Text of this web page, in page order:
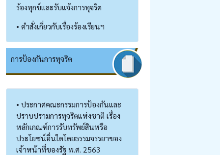
ร้องทุกข์และรับแจ้งการทุจริต
• คำสั่งเกี่ยวกับเรื่องร้องเรียนฯ
การป้องกันการทุจริต
• ประกาศคณะกรรมการป้องกันและ
ปราบปรามการทุจริตแห่งชาติ เรื่อง
หลักเกณฑ์การรับทรัพย์สินหรือ
ประโยชน์อื่นใดโดยธรรมจรรยาของ
เจ้าหน้าที่ของรัฐ พ.ศ. 2563